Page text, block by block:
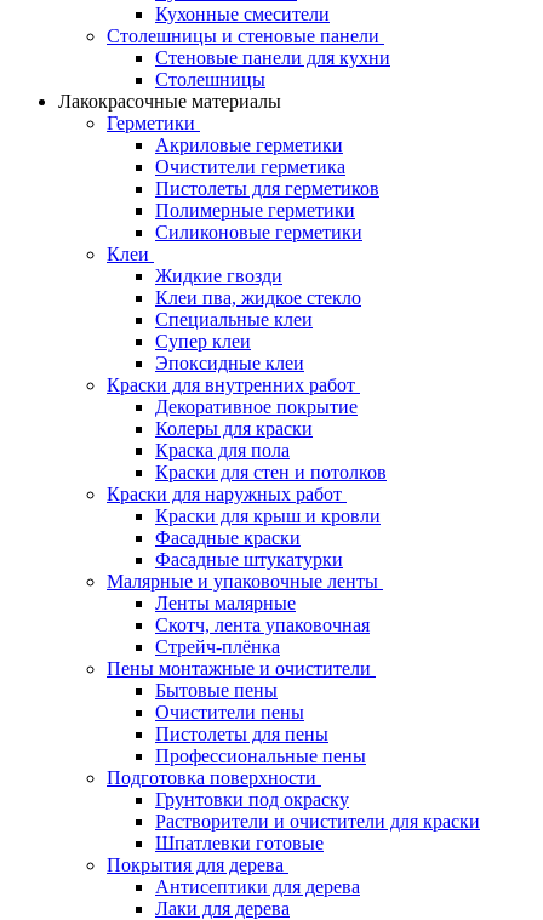
Кухонные смесители
Столешницы и стеновые панели
Стеновые панели для кухни
Столешницы
Лакокрасочные материалы
Герметики
Акриловые герметики
Очистители герметика
Пистолеты для герметиков
Полимерные герметики
Силиконовые герметики
Клеи
Жидкие гвозди
Клеи пва, жидкое стекло
Специальные клеи
Супер клеи
Эпоксидные клеи
Краски для внутренних работ
Декоративное покрытие
Колеры для краски
Краска для пола
Краски для стен и потолков
Краски для наружных работ
Краски для крыш и кровли
Фасадные краски
Фасадные штукатурки
Малярные и упаковочные ленты
Ленты малярные
Скотч, лента упаковочная
Стрейч-плёнка
Пены монтажные и очистители
Бытовые пены
Очистители пены
Пистолеты для пены
Профессиональные пены
Подготовка поверхности
Грунтовки под окраску
Растворители и очистители для краски
Шпатлевки готовые
Покрытия для дерева
Антисептики для дерева
Лаки для дерева